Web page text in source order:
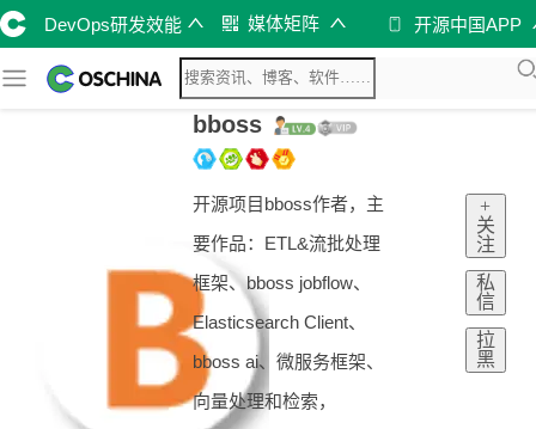
DevOps研发效能 媒体矩阵 开源中国APP
bboss
开源项目bboss作者，主
要作品：ETL&流批处理
框架、bboss jobflow、
Elasticsearch Client、
bboss ai、微服务框架、
向量处理和检索，
+
关
注
私
信
拉
黑